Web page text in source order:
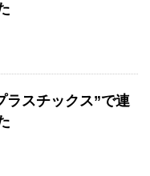
ラスチックス”で連